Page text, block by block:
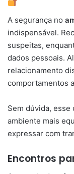
A segurança no
indispensável.
suspeitas,
dados pessoais.
relacionamento
comportamentos
Sem dúvida,
ambiente mais
expressar com
Encontros